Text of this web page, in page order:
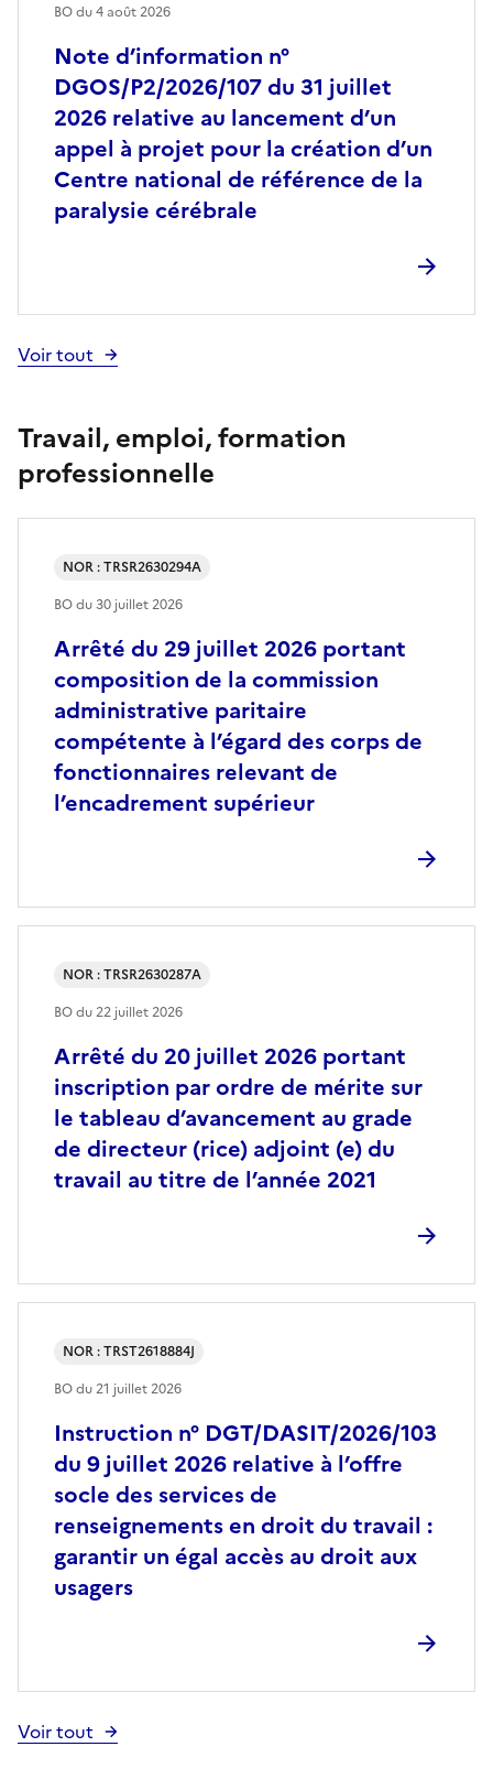
Note d’information n°
DGOS/P2/2026/107 du 31 juillet
2026 relative au lancement d’un
appel à projet pour la création d’un
Centre national de référence de la
paralysie cérébrale
BO du4 août 2026
Voir tout
Travail, emploi, formation
professionnelle
Arrêté du 29 juillet 2026 portant
composition de la commission
administrative paritaire
compétente à l’égard des corps de
fonctionnaires relevant de
l’encadrement supérieur
NOR : TRSR2630294A
BO du30 juillet 2026
Arrêté du 20 juillet 2026 portant
inscription par ordre de mérite sur
le tableau d’avancement au grade
de directeur (rice) adjoint (e) du
travail au titre de l’année 2021
NOR : TRSR2630287A
BO du22 juillet 2026
Instruction n° DGT/DASIT/2026/103
du 9 juillet 2026 relative à l’offre
socle des services de
renseignements en droit du travail :
garantir un égal accès au droit aux
usagers
NOR : TRST2618884J
BO du21 juillet 2026
Voir tout